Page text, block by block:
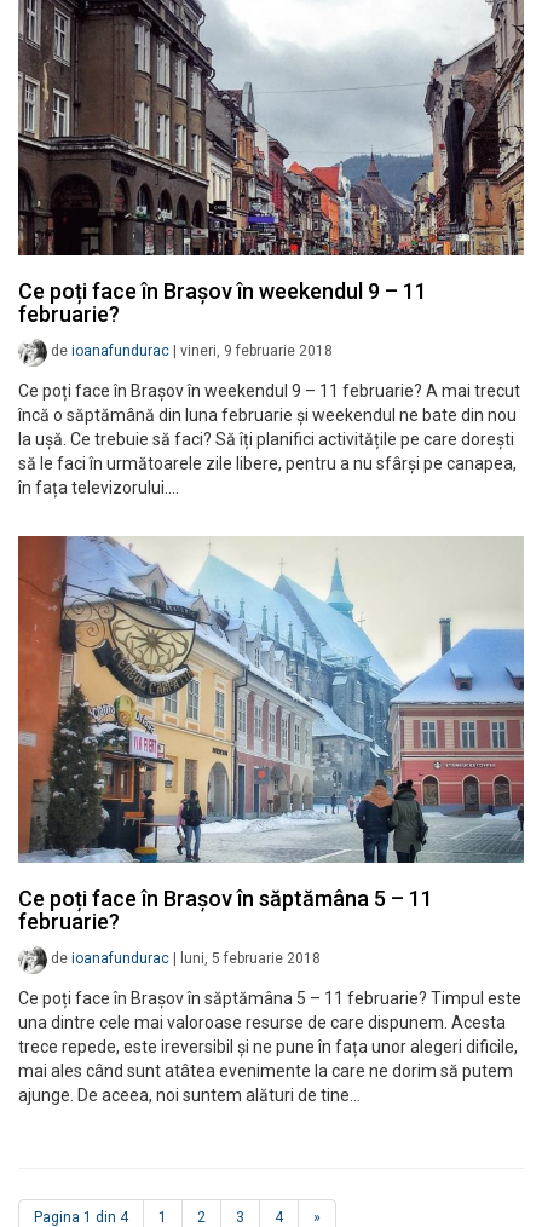
Ce poți face în Brașov în weekendul 9 – 11
februarie?
de ioanafundurac vineri, 9 februarie 2018
Ce poți face în Brașov în weekendul 9 – 11 februarie? A mai trecut
încă o săptămână din luna februarie și weekendul ne bate din nou
la ușă. Ce trebuie să faci? Să îți planifici activitățile pe care dorești
să le faci în următoarele zile libere, pentru a nu sfârși pe canapea,
în fața televizorului.…
Ce poți face în Brașov în săptămâna 5 – 11
februarie?
de ioanafundurac luni, 5 februarie 2018
Ce poți face în Brașov în săptămâna 5 – 11 februarie? Timpul este
una dintre cele mai valoroase resurse de care dispunem. Acesta
trece repede, este ireversibil și ne pune în fața unor alegeri dificile,
mai ales când sunt atâtea evenimente la care ne dorim să putem
ajunge. De aceea, noi suntem alături de tine…
Pagina 1 din 4 1 2 3 4 »